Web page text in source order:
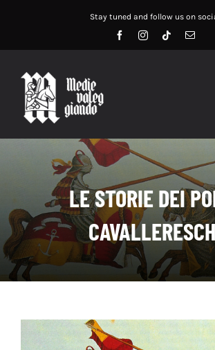
contenuto
Stay tuned and follow us on
HOME
ABOUT US
SERVIZI
DIDATTICA
RECENSIONI
OFF TOPIC
LE STORIE DEI